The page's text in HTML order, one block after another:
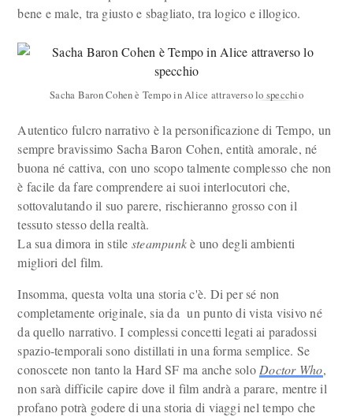
bene e male, tra giusto e sbagliato, tra logico e illogico.
Sacha Baron Cohen è Tempo in Alice attraverso lo specchio
Autentico fulcro narrativo è la personificazione di Tempo, un
sempre bravissimo Sacha Baron Cohen, entità amorale, né
buona né cattiva, con uno scopo talmente complesso che non
è facile da fare comprendere ai suoi interlocutori che,
sottovalutando il suo parere, rischieranno grosso con il
tessuto stesso della realtà.
La sua dimora in stile steampunkè uno degli ambienti
migliori del film.
Insomma, questa volta una storia c'è. Di per sé non
completamente originale, sia da un punto di vista visivo né
da quello narrativo. I complessi concetti legati ai paradossi
spazio-temporali sono distillati in una forma semplice. Se
conoscete non tanto la Hard SF ma anche solo Doctor Who,
non sarà difficile capire dove il film andrà a parare, mentre il
profano potrà godere di una storia di viaggi nel tempo che